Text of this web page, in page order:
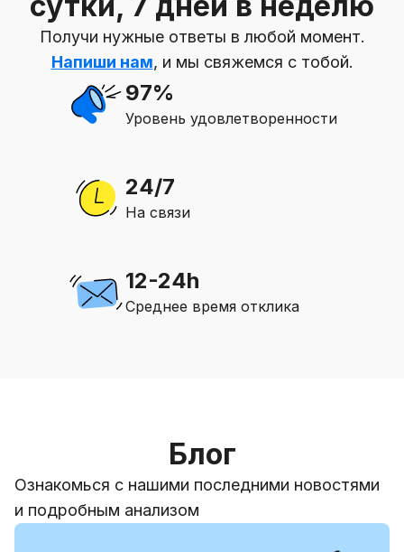
Получи нужные ответы в любой момент.
Напиши нам, и мы свяжемся с тобой.
97%
Уровень удовлетворенности
24/7
На связи
12-24h
Среднее время отклика
Блог
Ознакомься с нашими последними новостями
и подробным анализом